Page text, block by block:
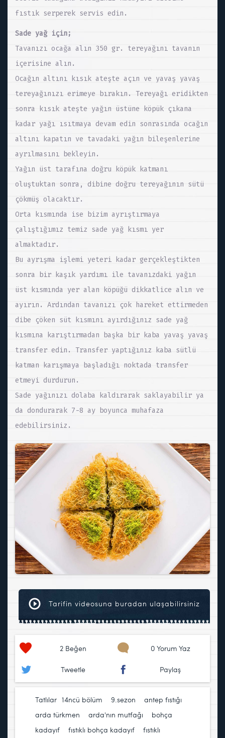
fıstık serperek servis edin.
Sade yağ için;
Tavanızı ocağa alın 350 gr. tereyağını tavanın
içerisine alın.
Ocağın altını kısık ateşte açın ve yavaş yavaş
tereyağınızı erimeye bırakın. Tereyağı eridikten
sonra kısık ateşte yağın üstüne köpük çıkana
kadar yağı ısıtmaya devam edin sonrasında ocağın
altını kapatın ve tavadaki yağın bileşenlerine
ayrılmasını bekleyin.
Yağın üst tarafına doğru köpük katmanı
oluştuktan sonra, dibine doğru tereyağının sütü
çökmüş olacaktır.
Orta kısmında ise bizim ayrıştırmaya
çalıştığımız temiz sade yağ kısmı yer
almaktadır.
Bu ayrışma işlemi yeteri kadar gerçekleştikten
sonra bir kaşık yardımı ile tavanızdaki yağın
üst kısmında yer alan köpüğü dikkatlice alın ve
ayırın. Ardından tavanızı çok hareket ettirmeden
dibe çöken süt kısmını ayırdığınız sade yağ
kısmına karıştırmadan başka bir kaba yavaş yavaş
transfer edin. Transfer yaptığınız kaba sütlü
katman karışmaya başladığı noktada transfer
etmeyi durdurun.
Sade yağınızı dolaba kaldırarak saklayabilir ya
da dondurarak 7-8 ay boyunca muhafaza
edebilirsiniz.
Tarifin videosuna buradan ulaşabilirsiniz
2 Beğen 0 Yorum Yaz
Tweetle Paylaş
Tatlılar 14ncü bölüm 9.sezon antep fıstığı
arda türkmen
arda'nın mutfağı
bohça
kadayıf
fıstıklı bohça kadayıf
fıstıklı